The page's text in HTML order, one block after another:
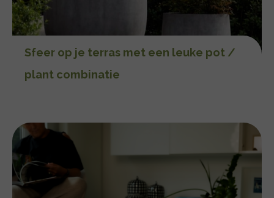
Sfeer op je terras met een leuke pot /
plant combinatie